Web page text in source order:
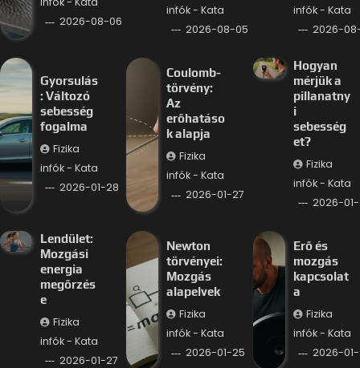
2026-08-06
infók - Kata
2026-08-05
infók - Kata
2026-
Gyorsulás
: Változó
sebesség
fogalma
Fizika
infók - Kata
2026-01-28
Coulomb-
törvény:
Az
erőhatáso
k alapja
Fizika
infók - Kata
2026-01-27
Hogyan
mérjük a
pillanatny
i
sebesség
et?
Fizika
infók - Kata
2026-
Lendület:
Mozgási
energia
megőrzés
e
Fizika
infók - Kata
2026-01-27
Newton
törvényei:
Mozgás
alapelvek
Fizika
infók - Kata
2026-01-25
Erő és
mozgás
kapcsolat
a
Fizika
infók - Kata
2026-